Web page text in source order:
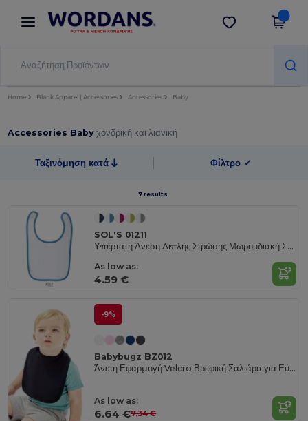
× Εφαρμογή Wordans
Καλύτερες τιμές στην εφαρμογή!
Λήψη app
Home Blank Apparel | Accessories Accessories Baby
Accessories Babyχονδρική και λιανική
Ταξινόμηση κατά Φίλτρο ✓
7 results.
SOL'S 01211
Υπέρτατη Άνεση Διπλής Στρώσης Μωρουδιακή Σαλιάρα
As low as:
4.59 €
-9%
Babybugz BZ012
Άνετη Εφαρμογή Velcro Βρεφική Σαλιάρα για Εύκολη Σίτιση
As low as:
6.64 €7.34 €